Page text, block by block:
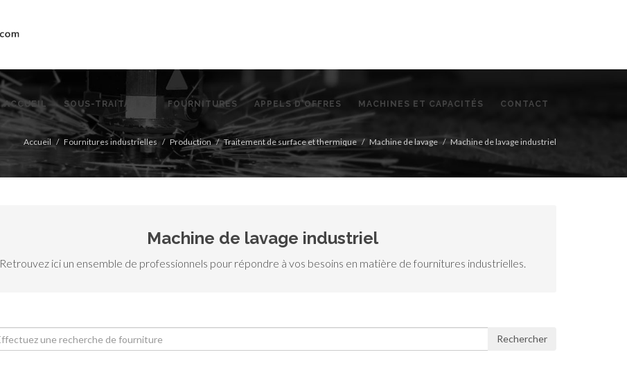
ACCUEIL SOUS-TRAITANTS FOURNITURES APPELS D'OFFRES MACHINES ET CAPACITÉS CONTACT
Accueil Fournitures industrielles Production Traitement de surface et thermique Machine de lavage Machine de lavage industriel
Machine de lavage industriel
Retrouvez ici un ensemble de professionnels pour répondre à vos besoins en matière de fournitures industrielles.
Rechercher